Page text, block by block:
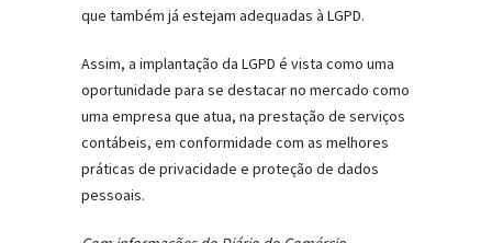
que também já estejam adequadas à LGPD.
Assim, a implantação da LGPD é vista como uma
oportunidade para se destacar no mercado como
uma empresa que atua, na prestação de serviços
contábeis, em conformidade com as melhores
práticas de privacidade e proteção de dados
pessoais.